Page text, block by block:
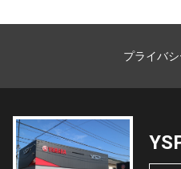
プライバ